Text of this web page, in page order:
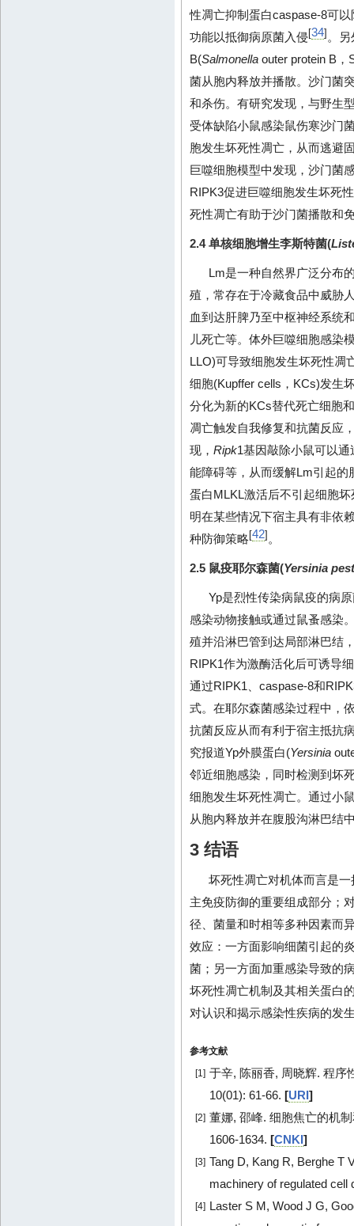
性凋亡抑制蛋白caspase-8可
功能以抵御病原菌入侵 [34] 。
B(Salmonella outer protein B
菌从胞内释放并播散。沙门菌
和杀伤。有研究发现，与野生
受体缺陷小鼠感染鼠伤寒沙门
胞发生坏死性凋亡，从而逃避
巨噬细胞模型中发现，沙门菌
RIPK3促进巨噬细胞发生坏死
死性凋亡有助于沙门菌播散和
2.4 单核细胞增生李斯特菌(
Lm是一种自然界广泛分布
殖，常存在于冷藏食品中威胁
血到达肝脾乃至中枢神经系统
儿死亡等。体外巨噬细胞感染
LLO)可导致细胞发生坏死性凋
细胞(Kupffer cells，KCs)发生
分化为新的KCs替代死亡细胞
凋亡触发自我修复和抗菌反应
现， Ripk1基因敲除小鼠可以
能障碍等，从而缓解Lm引起
蛋白MLKL激活后不引起细胞
明在某些情况下宿主具有非依
种防御策略 [42] 。
2.5 鼠疫耶尔森菌(Yersinia
Yp是烈性传染病鼠疫的病
感染动物接触或通过鼠蚤感染
殖并沿淋巴管到达局部淋巴结
RIPK1作为激酶活化后可诱导
通过RIPK1、caspase-8和
式。在耶尔森菌感染过程中，
抗菌反应从而有利于宿主抵抗
究报道Yp外膜蛋白(Yersinia
邻近细胞感染，同时检测到坏
细胞发生坏死性凋亡。通过小
从胞内释放并在腹股沟淋巴结
3 结语
坏死性凋亡对机体而言是
主免疫防御的重要组成部分；
径、菌量和时相等多种因素而
效应：一方面影响细菌引起的
菌；另一方面加重感染导致的
坏死性凋亡机制及其相关蛋白
对认识和揭示感染性疾病的发
参考文献
[1] 于辛, 陈丽香, 周晓辉. 程序
10(01): 61-66. [URI]
[2] 董娜, 邵峰. 细胞焦亡的机
1606-1634. [CNKI]
[3] Tang D, Kang R, Berghe T
machinery of regulated
[4] Laster S M, Wood J G,